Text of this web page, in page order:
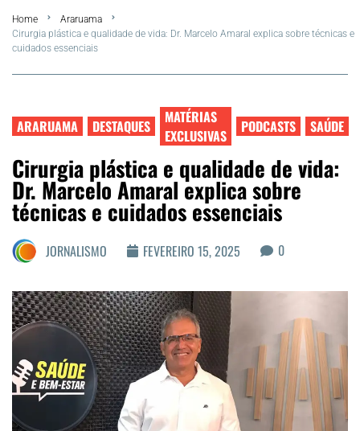
Summer
Araruama
Região dos Lagos
Agenda Cultural
Colunistas
Matérias Exclusivas
Home
Araruama
Cirurgia plástica e qualidade de vida: Dr. Marcelo Amaral explica sobre técnicas e
cuidados essenciais
ARARUAMA DESTAQUES
MATÉRIAS
EXCLUSIVAS
PODCASTS SAÚDE
Cirurgia plástica e qualidade de vida:
Dr. Marcelo Amaral explica sobre
técnicas e cuidados essenciais
JORNALISMO FEVEREIRO 15, 2025 0